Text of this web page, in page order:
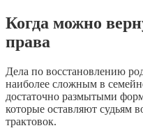
Когда можно
права
Дела по восстановлению
наиболее сложным в
достаточно размытыми
которые оставляют судьям
трактовок.